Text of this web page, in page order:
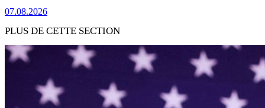
07.08.2026
PLUS DE CETTE SECTION